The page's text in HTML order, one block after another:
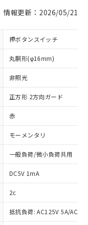
情報更新：2026/05/21
押ボタンスイッチ
丸胴形(φ16mm)
非照光
正方形 2方向ガード
赤
モーメンタリ
一般負荷/微小負荷共用
DC5V 1mA
2c
抵抗負荷: AC125V 5A/